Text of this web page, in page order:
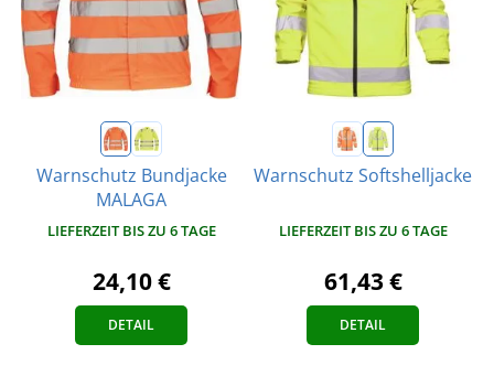
Warnschutz Bundjacke
MALAGA
LIEFERZEIT BIS ZU 6 TAGE
24,10 €
DETAIL
Warnschutz Softshelljacke
LIEFERZEIT BIS ZU 6 TAGE
61,43 €
DETAIL